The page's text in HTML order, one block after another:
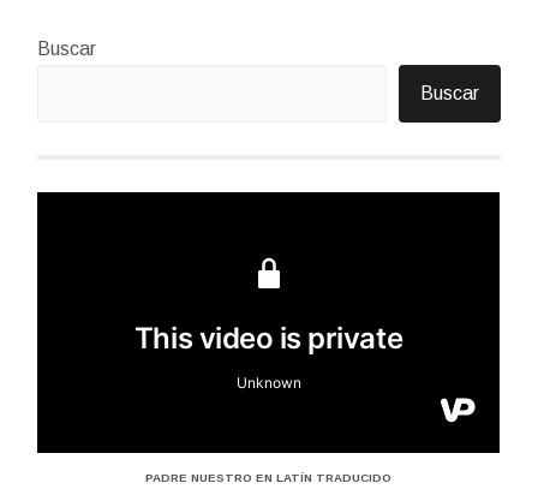
Buscar
Buscar
PADRE NUESTRO EN LATÍN TRADUCIDO